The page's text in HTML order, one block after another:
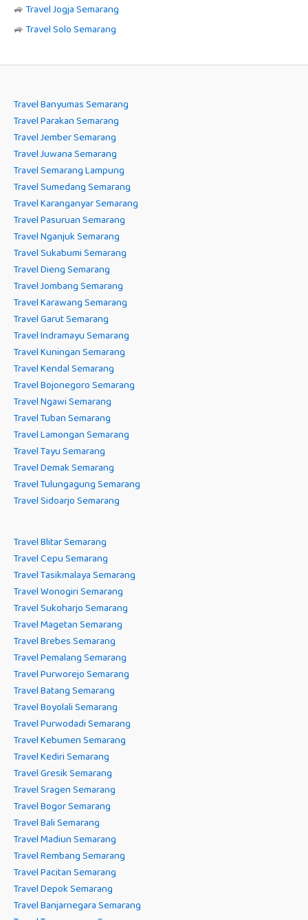
🚙 Travel Jogja Semarang
🚙 Travel Solo Semarang
Travel Banyumas Semarang
Travel Parakan Semarang
Travel Jember Semarang
Travel Juwana Semarang
Travel Semarang Lampung
Travel Sumedang Semarang
Travel Karanganyar Semarang
Travel Pasuruan Semarang
Travel Nganjuk Semarang
Travel Sukabumi Semarang
Travel Dieng Semarang
Travel Jombang Semarang
Travel Karawang Semarang
Travel Garut Semarang
Travel Indramayu Semarang
Travel Kuningan Semarang
Travel Kendal Semarang
Travel Bojonegoro Semarang
Travel Ngawi Semarang
Travel Tuban Semarang
Travel Lamongan Semarang
Travel Tayu Semarang
Travel Demak Semarang
Travel Tulungagung Semarang
Travel Sidoarjo Semarang
Travel Blitar Semarang
Travel Cepu Semarang
Travel Tasikmalaya Semarang
Travel Wonogiri Semarang
Travel Sukoharjo Semarang
Travel Magetan Semarang
Travel Brebes Semarang
Travel Pemalang Semarang
Travel Purworejo Semarang
Travel Batang Semarang
Travel Boyolali Semarang
Travel Purwodadi Semarang
Travel Kebumen Semarang
Travel Kediri Semarang
Travel Gresik Semarang
Travel Sragen Semarang
Travel Bogor Semarang
Travel Bali Semarang
Travel Madiun Semarang
Travel Rembang Semarang
Travel Pacitan Semarang
Travel Depok Semarang
Travel Banjarnegara Semarang